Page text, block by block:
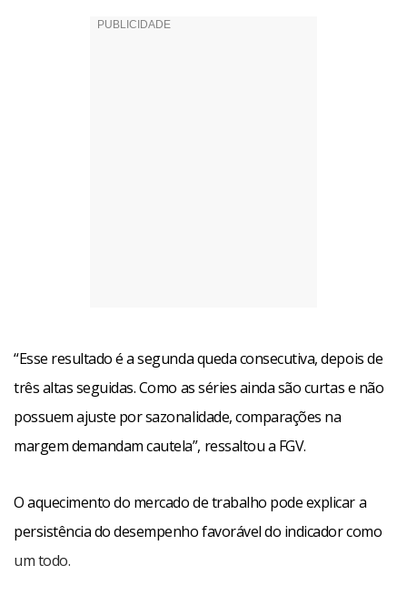
“Esse resultado é a segunda queda consecutiva, depois de
três altas seguidas. Como as séries ainda são curtas e não
possuem ajuste por sazonalidade, comparações na
margem demandam cautela”, ressaltou a FGV.
O aquecimento do mercado de trabalho pode explicar a
persistência do desempenho favorável do indicador como
um todo.